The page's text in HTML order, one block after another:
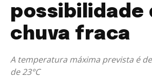
possibilidade
chuva fraca
A temperatura máxima prevista é
de 23°C